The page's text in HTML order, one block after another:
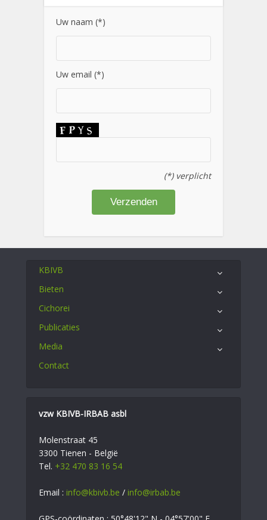
Uw naam (*)
Uw email (*)
(*) verplicht
KBIVB
Bieten
Cichorei
Publicaties
Media
Contact
vzw KBIVB-IRBAB asbl
Molenstraat 45
3300 Tienen - België
Tel. +32 470 83 16 54
Email : info@kbivb.be / info@irbab.be